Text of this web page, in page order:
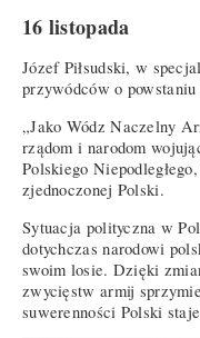
16 listopada
Józef Piłsudski, w
przywódców o
„Jako Wódz Naczelny
rządom i narodom
Polskiego
zjednoczonej Polski.
Sytuacja polityczna w
dotychczas narodowi
swoim losie. Dzięki
zwycięstw armij
suwerenności Polski